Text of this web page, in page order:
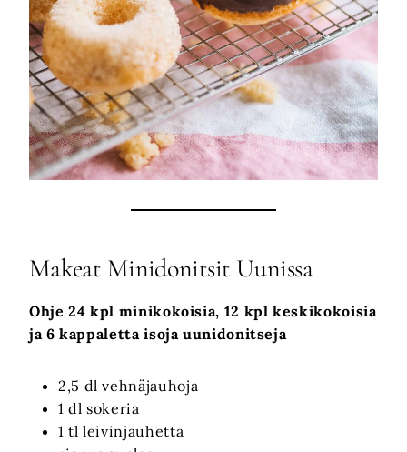
Makeat Minidonitsit Uunissa
Ohje 24 kpl minikokoisia, 12 kpl keskikokoisia
ja 6 kappaletta isoja uunidonitseja
2,5 dl vehnäjauhoja
1 dl sokeria
1 tl leivinjauhetta